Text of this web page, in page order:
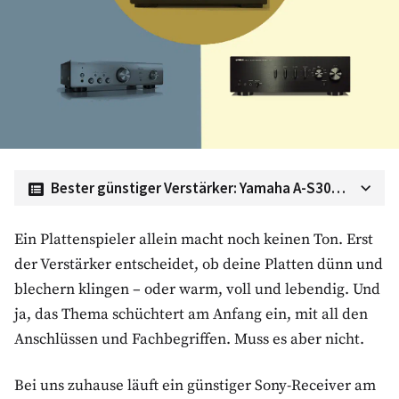
Bester günstiger Verstärker: Yamaha A-S301BL
Verstärker im Vergleich
Bester Vollverstärker für deinen Plattenspieler: Rega
Io
Bestes Preis-Leistungs-Verhältnis: Denon PMA-600NE
High End Alternative: Cambridge Audio CXA61
Ein Plattenspieler allein macht noch keinen Ton. Erst
der Verstärker entscheidet, ob deine Platten dünn und
blechern klingen – oder warm, voll und lebendig. Und
ja, das Thema schüchtert am Anfang ein, mit all den
Anschlüssen und Fachbegriffen. Muss es aber nicht.
Bei uns zuhause läuft ein günstiger Sony-Receiver am